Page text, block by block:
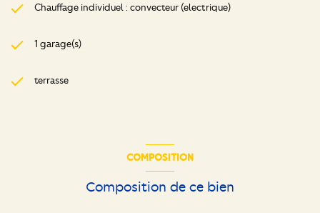
Chauffage individuel : convecteur (electrique)
1 garage(s)
terrasse
COMPOSITION
Composition de ce bien